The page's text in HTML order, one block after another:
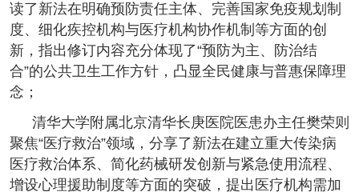
读了新法在明确预防责任主体、完善国家免疫规划制
度、细化疾控机构与医疗机构协作机制等方面的创
新，指出修订内容充分体现了“预防为主、防治结
合”的公共卫生工作方针，凸显全民健康与普惠保障理
念；
清华大学附属北京清华长庚医院医患办主任樊荣则
聚焦“医疗救治”领域，分享了新法在建立重大传染病
医疗救治体系、简化药械研发创新与紧急使用流程、
增设心理援助制度等方面的突破，提出医疗机构需加